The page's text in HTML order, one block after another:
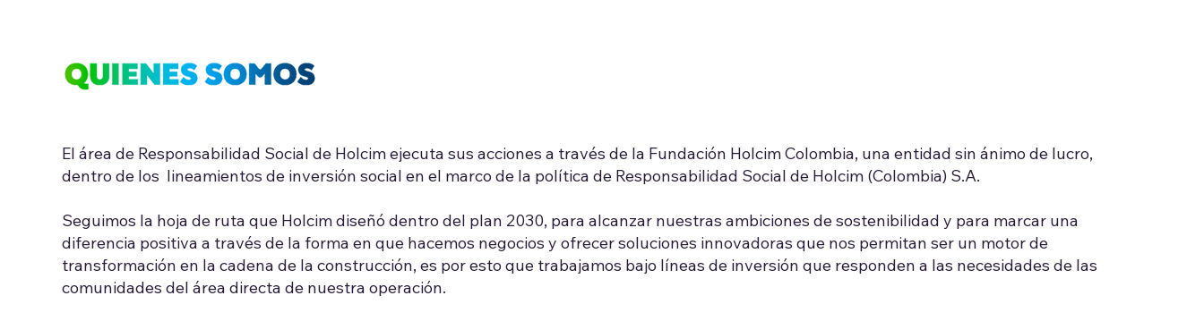
El área de Responsabilidad Social de Holcim ejecuta sus acciones a través de la Fundación Holcim Colombia, una entidad sin ánimo de lucro,
dentro de los lineamientos de inversión social en el marco de la política de Responsabilidad Social de Holcim (Colombia) S.A.
Seguimos la hoja de ruta que Holcim diseñó dentro del plan 2030, para alcanzar nuestras ambiciones de sostenibilidad y para marcar una
diferencia positiva a través de la forma en que hacemos negocios y ofrecer soluciones innovadoras que nos permitan ser un motor de
transformación en la cadena de la construcción, es por esto que trabajamos bajo líneas de inversión que responden a las necesidades de las
comunidades del área directa de nuestra operación.